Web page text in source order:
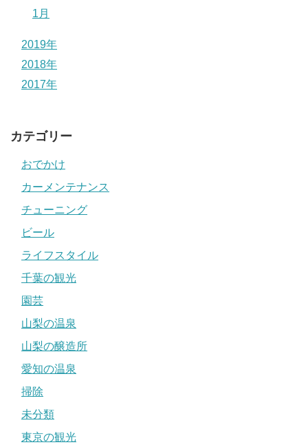
1月
2019年
2018年
2017年
カテゴリー
おでかけ
カーメンテナンス
チューニング
ビール
ライフスタイル
千葉の観光
園芸
山梨の温泉
山梨の醸造所
愛知の温泉
掃除
未分類
東京の観光